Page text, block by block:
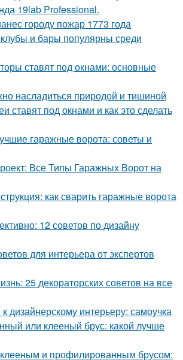
19lab Professional.
городу пожар 1773 года
и бары популярны среди
ставят под окнами: основные
насладиться природой и тишиной
ставят под окнами и как это сделать
гаражные ворота: советы и
Все Типы Гаражных Ворот на
как сварить гаражные ворота
12 советов по дизайну
для интерьера от экспертов
25 декораторских советов на все
дизайнерскому интерьеру: самоучка
или клееный брус: какой лучше
и профилированным брусом: